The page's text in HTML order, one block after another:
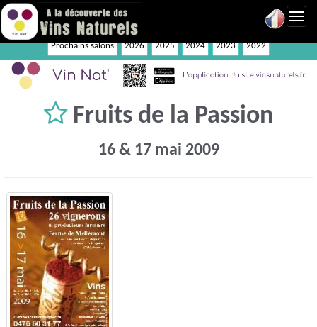
Prochains salons 2026 2025 2024 2023 2022
Fruits de la Passion
16 & 17 mai 2009